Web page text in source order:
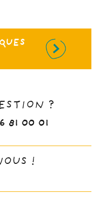
?
81 00 01
!